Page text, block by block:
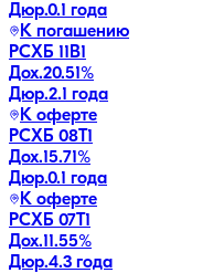
Дюр.0.1 года
К погашению
РСХБ 11В1
Дох.20.51%
Дюр.2.1 года
К оферте
РСХБ 08Т1
Дох.15.71%
Дюр.0.1 года
К оферте
РСХБ 07Т1
Дох.11.55%
Дюр.4.3 года